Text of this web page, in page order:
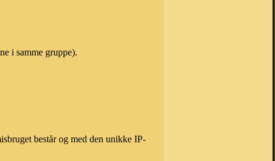
i samme gruppe).
består og med den unikke IP-